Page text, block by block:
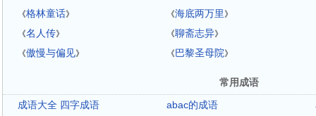
《格林童话》 《海底两万里 》
《名人传》 《聊斋志异》
《傲慢与偏见》 《巴黎圣母院》
常用成语
成语大全 四字成语
abac的成语